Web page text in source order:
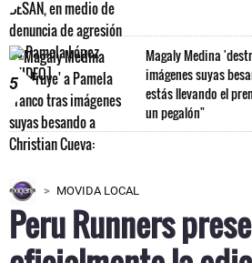
5
Magaly Medina
imágenes suyas
estás llevando el
un pegalón"
MOVIDA LOCAL
Peru Runners